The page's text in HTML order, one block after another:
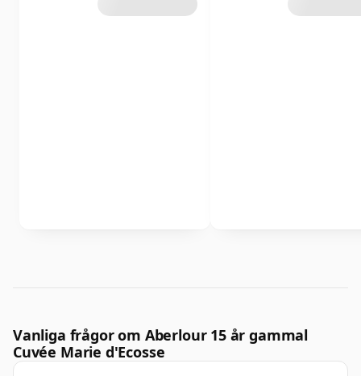
Vanliga frågor om Aberlour 15 år gammal
Cuvée Marie d'Ecosse